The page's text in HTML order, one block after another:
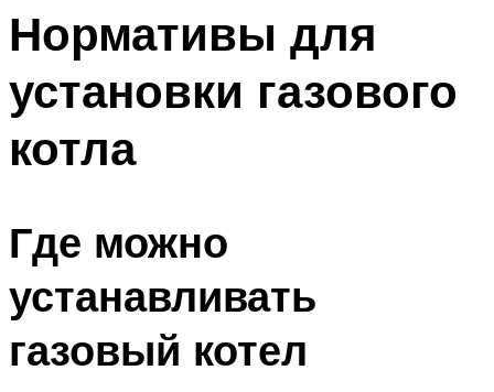
Меню
Нормативы для
установки газового
котла
Где можно
устанавливать
газовый котел